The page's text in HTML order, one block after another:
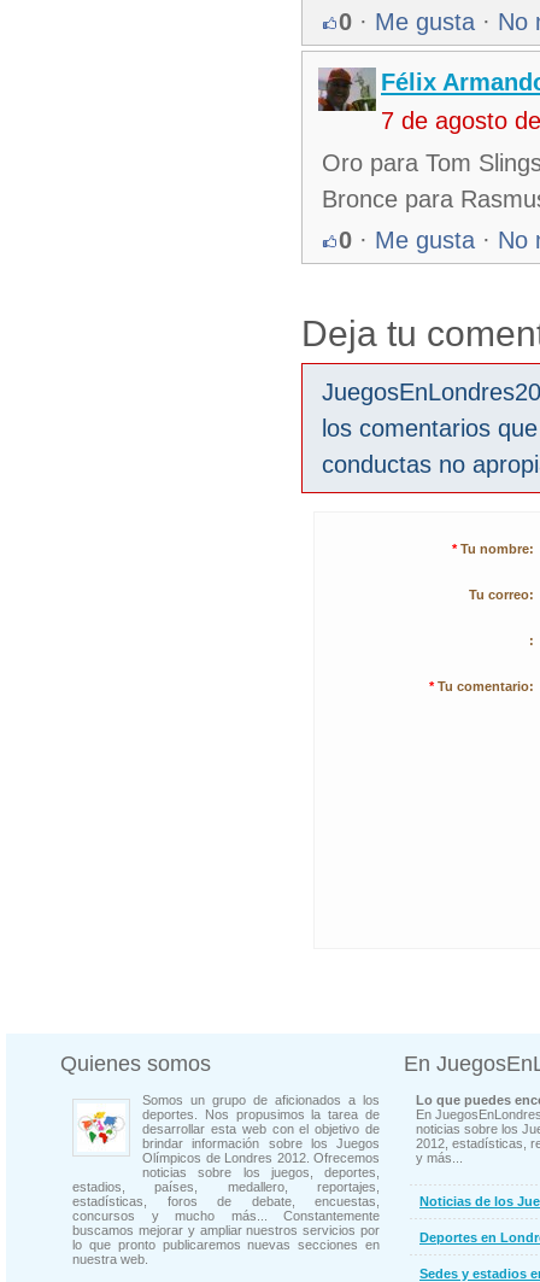
0 · Me gusta · No
Félix
7 de agosto
Oro para Tom
Bronce para
0 · Me gusta · No
Deja tu
los comentarios
conductas no
* Tu nombre:
Tu correo:
:
* Tu comentario:
Quienes somos
Somos un grupo de aficionados a los
deportes. Nos propusimos la tarea de
desarrollar esta web con el objetivo de
brindar información sobre los Juegos
Olímpicos de Londres 2012. Ofrecemos
noticias sobre los juegos, deportes,
estadios, países, medallero, reportajes,
estadísticas, foros de debate, encuestas,
concursos y mucho más... Constantemente
buscamos mejorar y ampliar nuestros servicios por
lo que pronto publicaremos nuevas secciones en
nuestra web.
En
Lo que puedes
En
noticias sobre los
2012, estadísticas,
y más...
Noticias de los
Deportes en
Sedes y estadios